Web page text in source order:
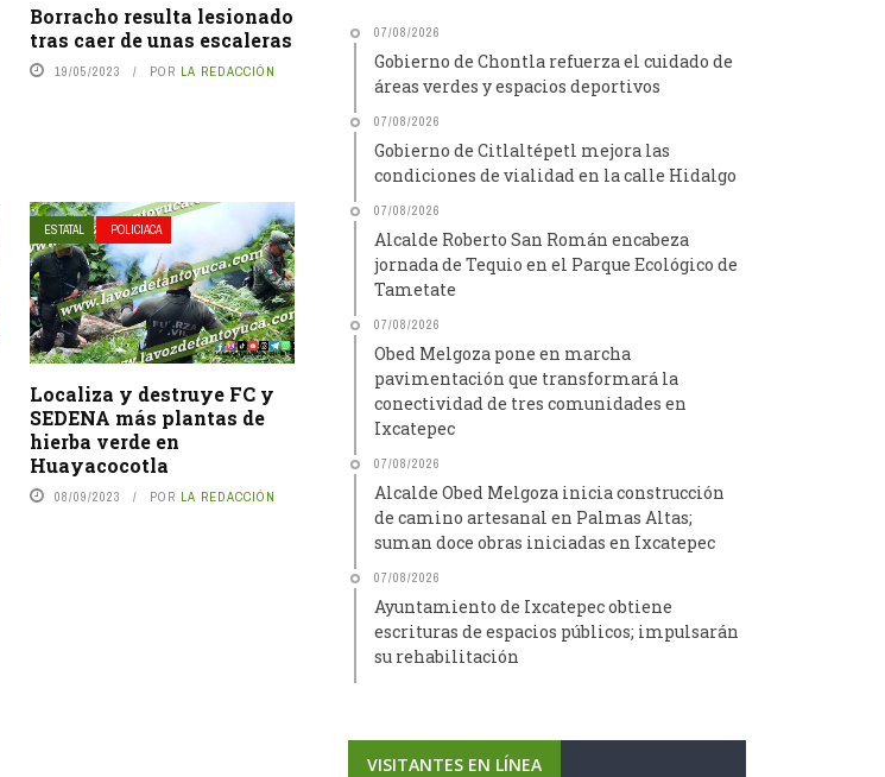
Borracho resulta lesionado
tras caer de unas escaleras
19/05/2023 POR LA REDACCIÓN
ESTATAL POLICIACA
Localiza y destruye FC y
SEDENA más plantas de
hierba verde en
Huayacocotla
08/09/2023 POR LA REDACCIÓN
07/08/2026
Gobierno de Chontla refuerza el cuidado de
áreas verdes y espacios deportivos
07/08/2026
Gobierno de Citlaltépetl mejora las
condiciones de vialidad en la calle Hidalgo
07/08/2026
Alcalde Roberto San Román encabeza
jornada de Tequio en el Parque Ecológico de
Tametate
07/08/2026
Obed Melgoza pone en marcha
pavimentación que transformará la
conectividad de tres comunidades en
Ixcatepec
07/08/2026
Alcalde Obed Melgoza inicia construcción
de camino artesanal en Palmas Altas;
suman doce obras iniciadas en Ixcatepec
07/08/2026
Ayuntamiento de Ixcatepec obtiene
escrituras de espacios públicos; impulsarán
su rehabilitación
VISITANTES EN LÍNEA